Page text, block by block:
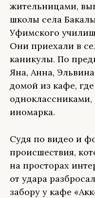
жительницами,
школы села
Уфимского
Они приехали в
каникулы. По
Яна, Анна,
домой из кафе,
одноклассниками,
иномарка.
Судя по видео и
происшествия,
на просторах
от удара
забору у кафе